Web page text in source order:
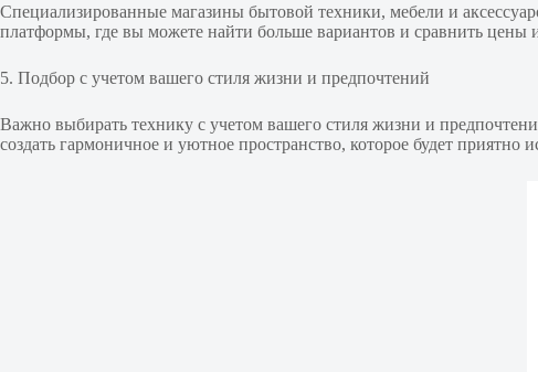
Специализированные магазины бытовой техники, мебели и
платформы, где вы можете найти больше вариантов и сравнить цены
5. Подбор с учетом вашего стиля жизни и предпочтений
Важно выбирать технику с учетом вашего стиля жизни и
создать гармоничное и уютное пространство, которое будет приятно